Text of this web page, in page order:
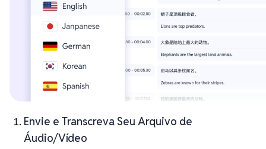
Envie e Transcreva Seu Arquivo de
Áudio/Vídeo